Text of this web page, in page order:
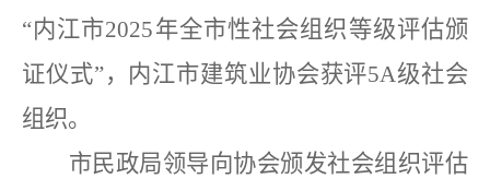
“内江市2025年全市性社会组织等级评估颁
证仪式”， 内江市建筑业协会获评5A级社会
组织。
市民政局领导向协会颁发社会组织评估